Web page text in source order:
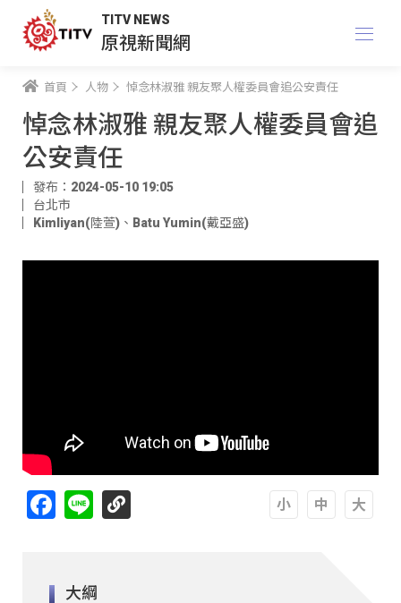
TITV NEWS
原視新聞網
首頁 人物 悼念林淑雅 親友聚人權委員會追公安責任
悼念林淑雅 親友聚人權委員會追
公安責任
發布：2024-05-10 19:05
台北市
Kimliyan(陸萱) 、 Batu Yumin(戴亞盛)
Facebook
Line
大綱